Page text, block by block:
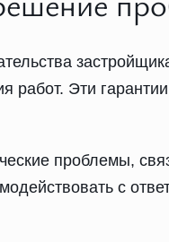
работ. Эти
проблемы,
с